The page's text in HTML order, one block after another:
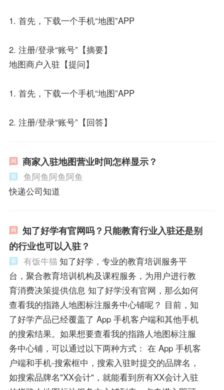
1. 首先，下载一个手机“地图”APP
2. 注册/登录“账号”【摘要】
地图商户入驻【提问】
1. 首先，下载一个手机“地图”APP
2. 注册/登录“账号”【回答】
商家入驻地图营业时间怎样显示？
鱼阿鱼阿鱼阿鱼
快递公司知道
知了好学有官网吗？只能教育行业入驻还是别
的行业也可以入驻？
有饭牛猫知了好学，专业的教育培训服务平
台，聚合教育培训机构及课程服务，为用户进行教
育消费决策提供信息 知了好学没有官网，那么如何
查看我的指路人地图标注服务中心铺呢？ 目前，知
了好学产品已经覆盖了 App 手机客户端和其他手机
的搜索结果。如果想要查看我的指路人地图标注服
务中心铺，可以通过以下两种方式： 在 App 手机客
户端和手机-搜索框中，搜索入驻时提交的品牌名，
如搜索品牌名"XX会计"，就能看到所有XX会计入驻